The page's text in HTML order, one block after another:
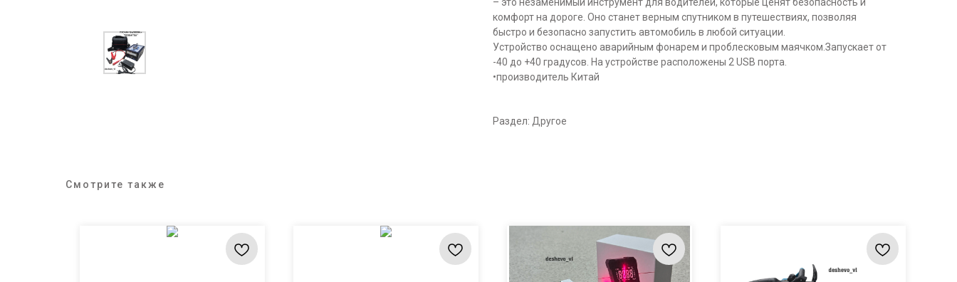
– это незаменимый инструмент для водителей, которые ценят безопасность и
комфорт на дороге. Оно станет верным спутником в путешествиях, позволяя
быстро и безопасно запустить автомобиль в любой ситуации.
Устройство оснащено аварийным фонарем и проблесковым маячком.Запускает от
-40 до +40 градусов. На устройстве расположены 2 USB порта.
•производитель Китай
Раздел: Другое
Смотрите также